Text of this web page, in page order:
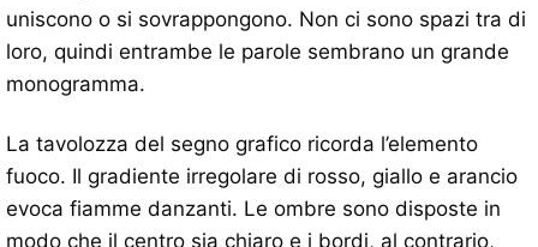
uniscono o si sovrappongono. Non ci sono spazi tra di
loro, quindi entrambe le parole sembrano un grande
monogramma.
La tavolozza del segno grafico ricorda l’elemento
fuoco. Il gradiente irregolare di rosso, giallo e arancio
evoca fiamme danzanti. Le ombre sono disposte in
modo che il centro sia chiaro e i bordi, al contrario,